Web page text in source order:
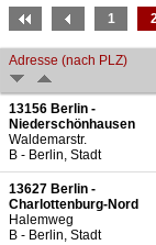
1
Adresse (nach PLZ)
13156 Berlin -
Niederschönhausen
Waldemarstr.
B - Berlin, Stadt
13627 Berlin -
Charlottenburg-Nord
Halemweg
B - Berlin, Stadt